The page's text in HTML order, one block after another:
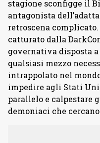
stagione sconfigge il
antagonista
retroscena
catturato dalla
governativa disposta
qualsiasi mezzo
intrappolato nel
impedire agli Stati
parallelo e
demoniaci che